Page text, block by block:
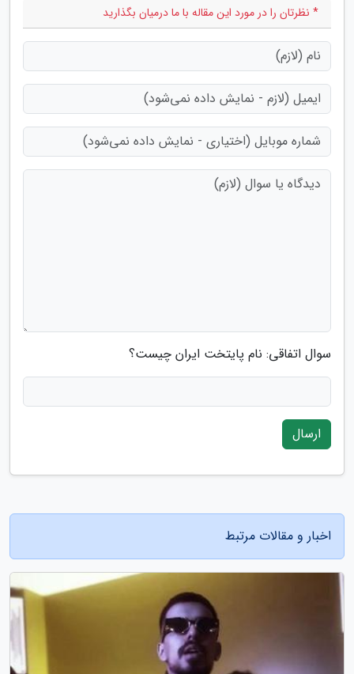
* نظرتان را در مورد این مقاله با ما درمیان بگذارید
سوال اتفاقی: نام پایتخت ایران چیست؟
ارسال
اخبار و مقالات مرتبط